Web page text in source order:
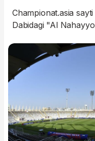
Championat.asia
Dabidagi "Al